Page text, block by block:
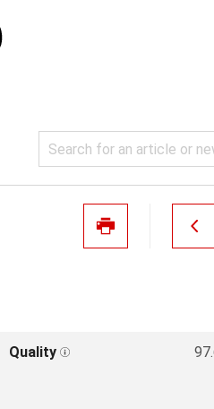
Quality